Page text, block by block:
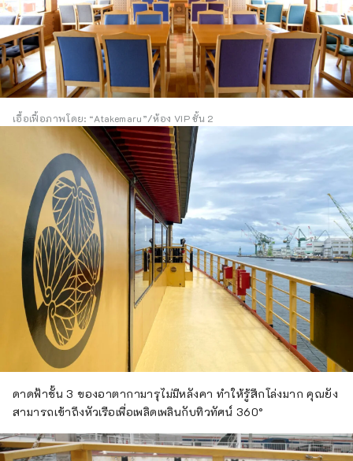
เอื้อเฟื้อภาพโดย: “Atakemaru”/ห้อง VIP ชั้น 2
ดาดฟ้าชั้น 3 ของอาตากามารุไม่มีหลังคา ทำให้รู้สึกโล่งมาก คุณยัง
สามารถเข้าถึงหัวเรือเพื่อเพลิดเพลินกับทิวทัศน์ 360°